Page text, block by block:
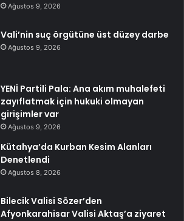
Ağustos 9, 2026
Vali’nin suç örgütüne üst düzey darbe
Ağustos 9, 2026
YENİ Partili Pala: Ana akım muhalefeti
zayıflatmak için hukuki olmayan
girişimler var
Ağustos 9, 2026
Kütahya’da Kurban Kesim Alanları
Denetlendi
Ağustos 8, 2026
Bilecik Valisi Sözer’den
Afyonkarahisar Valisi Aktaş’a ziyaret